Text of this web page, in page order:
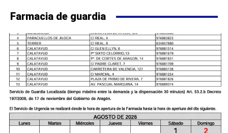
Farmacia de guardia